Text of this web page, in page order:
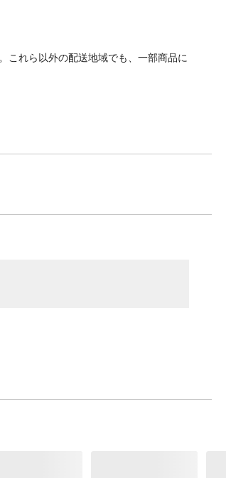
これら以外の配送地域でも、一部商品に